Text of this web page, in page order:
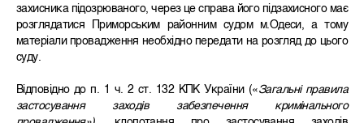
захисника підозрюваного, через це справа його підзахисного має
розглядатися Приморським районним судом м.Одеси, а тому
матеріали провадження необхідно передати на розгляд до цього
суду.
Відповідно до п. 1 ч. 2 ст. 132 КПК України («Загальні правила
застосування заходів забезпечення кримінального